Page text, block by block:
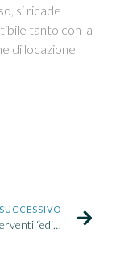
si ricade
tanto con la
di locazione
SUCCESSIVO
Bonifico interventi “edilizi” – Aumento della ritenuta d’acconto all’11%